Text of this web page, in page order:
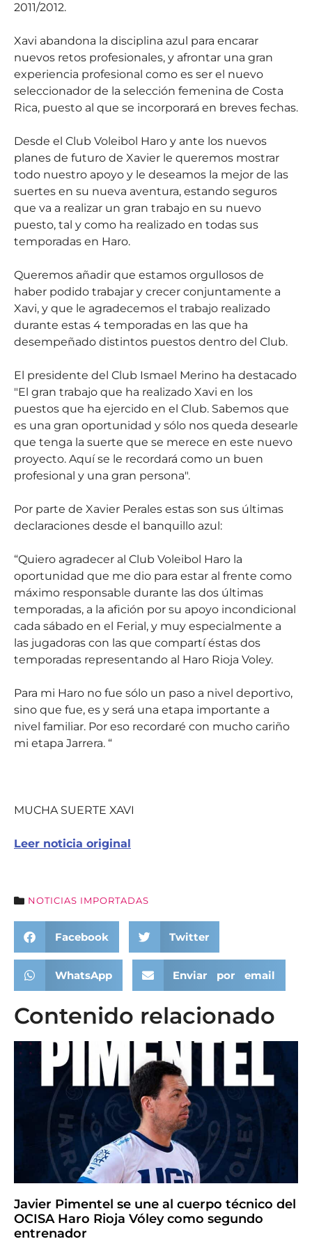
2011/2012.
Xavi abandona la disciplina azul para encarar
nuevos retos profesionales, y afrontar una gran
experiencia profesional como es ser el nuevo
seleccionador de la selección femenina de Costa
Rica, puesto al que se incorporará en breves fechas.
Desde el Club Voleibol Haro y ante los nuevos
planes de futuro de Xavier le queremos mostrar
todo nuestro apoyo y le deseamos la mejor de las
suertes en su nueva aventura, estando seguros
que va a realizar un gran trabajo en su nuevo
puesto, tal y como ha realizado en todas sus
temporadas en Haro.
Queremos añadir que estamos orgullosos de
haber podido trabajar y crecer conjuntamente a
Xavi, y que le agradecemos el trabajo realizado
durante estas 4 temporadas en las que ha
desempeñado distintos puestos dentro del Club.
El presidente del Club Ismael Merino ha destacado
"El gran trabajo que ha realizado Xavi en los
puestos que ha ejercido en el Club. Sabemos que
es una gran oportunidad y sólo nos queda desearle
que tenga la suerte que se merece en este nuevo
proyecto. Aquí se le recordará como un buen
profesional y una gran persona".
Por parte de Xavier Perales estas son sus últimas
declaraciones desde el banquillo azul:
“Quiero agradecer al Club Voleibol Haro la
oportunidad que me dio para estar al frente como
máximo responsable durante las dos últimas
temporadas, a la afición por su apoyo incondicional
cada sábado en el Ferial, y muy especialmente a
las jugadoras con las que compartí éstas dos
temporadas representando al Haro Rioja Voley.
Para mi Haro no fue sólo un paso a nivel deportivo,
sino que fue, es y será una etapa importante a
nivel familiar. Por eso recordaré con mucho cariño
mi etapa Jarrera. “
MUCHA SUERTE XAVI
Leer noticia original
NOTICIAS IMPORTADAS
Facebook Twitter
WhatsApp Enviar por email
Contenido relacionado
Javier Pimentel se une al cuerpo técnico del
OCISA Haro Rioja Vóley como segundo
entrenador